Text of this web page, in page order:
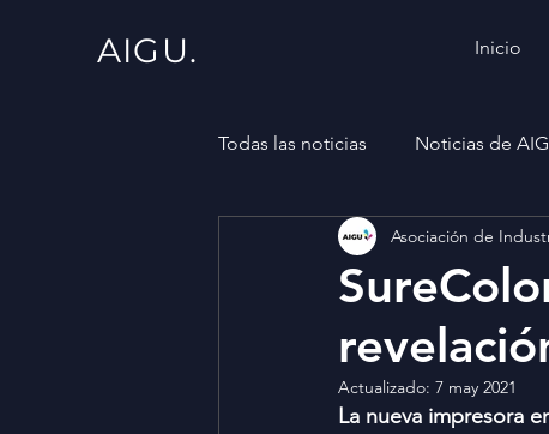
AIGU. Inicio
Todas las noticias Noticias de
Asociación de
Actualizado: 7 may 2021
La nueva impresora